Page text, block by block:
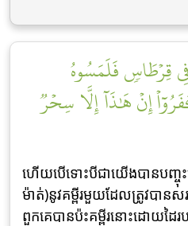
قِرۡطَاسٖ فَلَمَسُوهُ
إِنۡ هَٰذَآ إِلَّا سِحۡرٞ
ហើយបើទោះបីជាយើងបានបញ្ចុះ
ម៉ាត់)នូវគម្ពីរមួយដែលត្រូវបាន
ពួកគេបានប៉ះគម្ពីរនោះដោយដ